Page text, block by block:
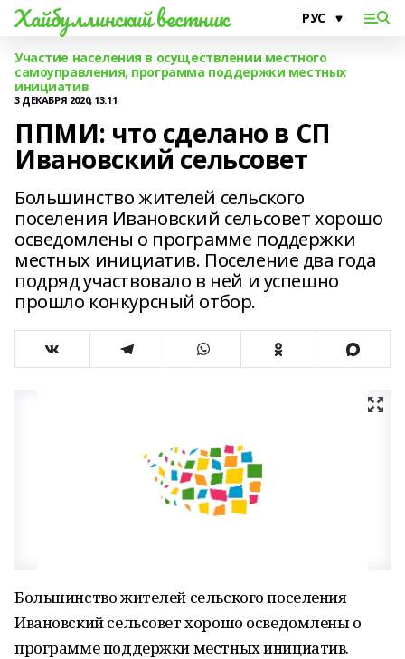
Хайбуллинский вестник
Участие населения в осуществлении местного
самоуправления, программа поддержки местных
инициатив
3 ДЕКАБРЯ 2020, 13:11
ППМИ: что сделано в СП
Ивановский сельсовет
Большинство жителей сельского
поселения Ивановский сельсовет хорошо
осведомлены о программе поддержки
местных инициатив. Поселение два года
подряд участвовало в ней и успешно
прошло конкурсный отбор.
Большинство жителей сельского поселения
Ивановский сельсовет хорошо осведомлены о
программе поддержки местных инициатив.